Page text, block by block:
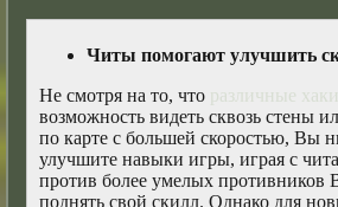
Читы помогают улучшить
Не смотря на то, что различные хаки
возможность видеть сквозь стены
по карте с большей скоростью, Вы
улучшите навыки игры, играя с
против более умелых противников
поднять свой скилл. Однако для